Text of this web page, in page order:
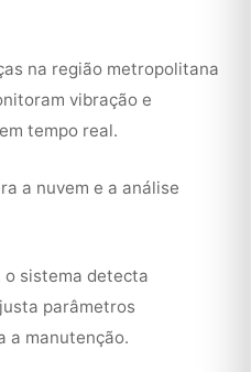
na região metropolitana
vibração e
tempo real.
a nuvem e a análise
o sistema detecta
parâmetros
a manutenção.